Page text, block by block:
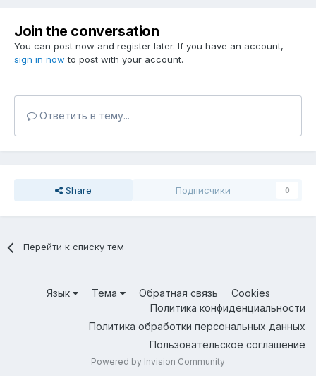
Join the conversation
You can post now and register later. If you have an account,
sign in now to post with your account.
Ответить в тему...
Share Подписчики 0
Перейти к списку тем
Язык Тема Обратная связь
Cookies
Политика конфиденциальности
Политика обработки персональных данных
Пользовательское соглашение
Powered by Invision Community